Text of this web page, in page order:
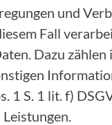
und
Fall
Dazu zählen
S. 1 lit. f)